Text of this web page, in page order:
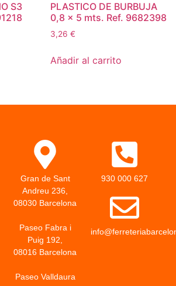
S3
PLASTICO DE BURBUJA
0,8 x 5 mts. Ref. 9682398
3,26 €
Añadir al carrito
Gran de Sant
Andreu 236,
08030 Barcelona
Paseo Fabra i
Puig 192,
08016 Barcelona
Paseo Valldaura
930 000 627